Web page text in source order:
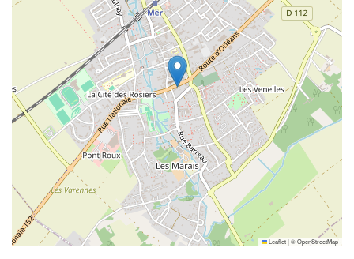
Leaflet|©OpenStreetMap